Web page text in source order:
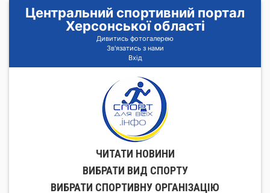
Центральний спортивний портал
Херсонської області
Дивитись фотогалерею
Зв'язатись з нами
Вхід
ЧИТАТИ НОВИНИ
ВИБРАТИ ВИД СПОРТУ
ВИБРАТИ СПОРТИВНУ ОРГАНIЗАЦIЮ